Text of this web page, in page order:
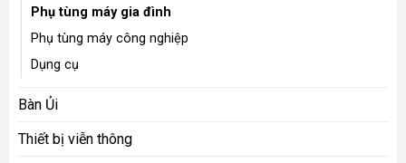
Phụ tùng máy gia đình
Phụ tùng máy công nghiệp
Dụng cụ
Bàn Ủi
Thiết bị viễn thông